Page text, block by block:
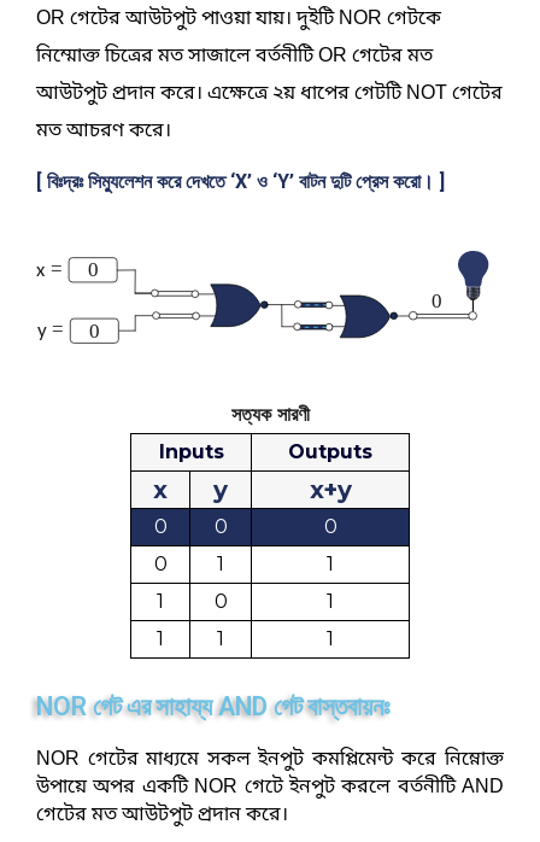
OR গেটের আউটপুট পাওয়া যায়। দুইটি NOR গেটকে
নিম্মোক্ত চিত্রের মত সাজালে বর্তনীটি OR গেটের মত
আউটপুট প্রদান করে। এক্ষেত্রে ২য় ধাপের গেটটি NOT গেটের
মত আচরণ করে।
[ বিঃদ্রঃ সিম্যুলেশন করে দেখতে ‘X’ ও ‘Y’ বাটন দুটি প্রেস করো। ]
সত্যক সারণী
Inputs
Outputs
x y x+y
0 0
0
0
1
1
1
0
1
1
1 1
NORগেটএরসাহায্যANDগেটবাস্তবায়নঃ
NOR গেটের মাধ্যমে সকল ইনপুট কমপ্লিমেন্ট করে নিম্নোক্ত
উপায়ে অপর একটি NOR গেটে ইনপুট করলে বর্তনীটি AND
গেটের মত আউটপুট প্রদান করে।